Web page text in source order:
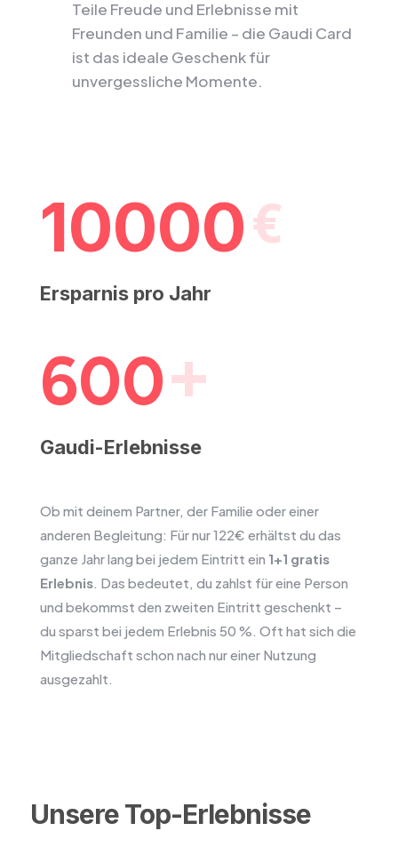
Teile Freude und Erlebnisse mit
Freunden und Familie – die Gaudi Card
ist das ideale Geschenk für
unvergessliche Momente.
10000
Ersparnis pro Jahr
600
Gaudi-Erlebnisse
Ob mit deinem Partner, der Familie oder einer
anderen Begleitung: Für nur 122€ erhältst du das
ganze Jahr lang bei jedem Eintritt ein 1+1 gratis
Erlebnis. Das bedeutet, du zahlst für eine Person
und bekommst den zweiten Eintritt geschenkt –
du sparst bei jedem Erlebnis 50 %. Oft hat sich die
Mitgliedschaft schon nach nur einer Nutzung
ausgezahlt.
Unsere Top-Erlebnisse